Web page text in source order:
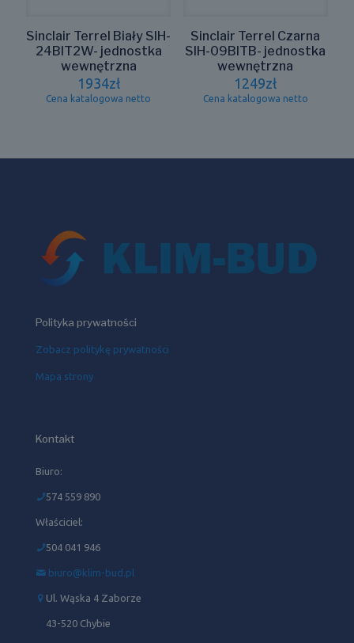
Sinclair Terrel Biały SIH-
24BIT2W- jednostka
wewnętrzna
1934zł
Cena katalogowa netto
Sinclair Terrel Czarna
SIH-09BITB- jednostka
wewnętrzna
1249zł
Cena katalogowa netto
Polityka prywatności
Zobacz politykę prywatności
Mapa strony
Kontakt
Biuro:
574 559 890
Właściciel:
504 041 946‬
biuro@klim-bud.pl
Ul. Wąska 4 Zaborze
43-520 Chybie